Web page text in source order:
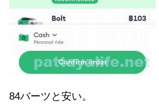
84バーツと安い。